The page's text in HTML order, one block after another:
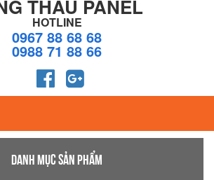
THẦU PANEL
HOTLINE
0967 88 68 68
0988 71 88 66
DANH MỤC SẢN PHẨM